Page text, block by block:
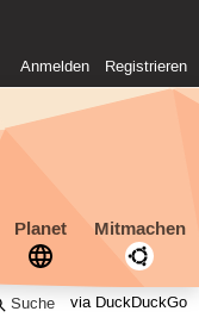
Anmelden Registrieren
Planet Mitmachen
via DuckDuckGo